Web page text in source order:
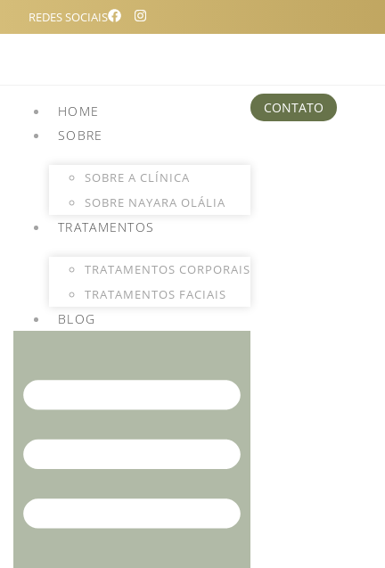
REDES SOCIAIS
HOME
SOBRE
SOBRE A CLÍNICA
SOBRE NAYARA OLÁLIA
TRATAMENTOS
TRATAMENTOS CORPORAIS
TRATAMENTOS FACIAIS
BLOG
CONTATO